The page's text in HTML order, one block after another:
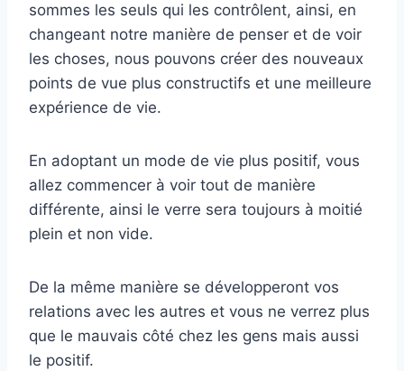
sommes les seuls qui les contrôlent, ainsi, en
changeant notre manière de penser et de voir
les choses, nous pouvons créer des nouveaux
points de vue plus constructifs et une meilleure
expérience de vie.
En adoptant un mode de vie plus positif, vous
allez commencer à voir tout de manière
différente, ainsi le verre sera toujours à moitié
plein et non vide.
De la même manière se développeront vos
relations avec les autres et vous ne verrez plus
que le mauvais côté chez les gens mais aussi
le positif.